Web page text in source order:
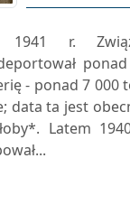
1941 r.
- ponad 7 000
data ta jest
Latem